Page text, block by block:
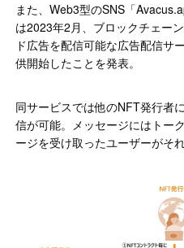
また、Web3型のSNS「
は2023年2月、ブロックチェー
ド広告を配信可能な広告配信サ
供開始したことを発表。
同サービスでは他のNFT発行者
信が可能。メッセージにはトー
ージを受け取ったユーザーがそ